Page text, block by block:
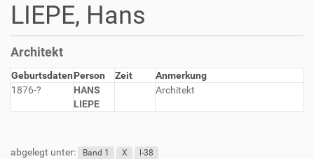
LIEPE, Hans
Architekt
GeburtsdatenPerson Zeit
Anmerkung
1876-?
HANS
LIEPE
Architekt
abgelegt unter: Band 1 X l-38